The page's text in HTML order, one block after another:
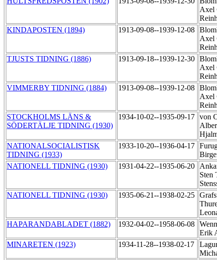
Axel
KINDAPOSTEN (1894)
1913-09-08--1939-12-08
Axel
TJUSTS TIDNING (1886)
1913-09-18--1939-12-30
Axel
VIMMERBY TIDNING (1884)
1913-09-08--1939-12-08
Axel
STOCKHOLMS LÄNS &
SÖDERTÄLJE TIDNING (1930)
1934-10-02--1935-09-17 von
NATIONALSOCIALISTISK
TIDNING (1933)
1933-10-20--1936-04-17
NATIONELL TIDNING (1930)
1931-04-22--1935-06-20
Sten
NATIONELL TIDNING (1930)
1935-06-21--1938-02-25
HAPARANDABLADET (1882)
1932-04-02--1958-06-08
Erik
MINARETEN (1923)
1934-11-28--1938-02-17